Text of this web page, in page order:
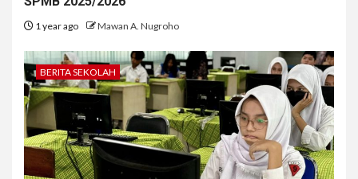
1 year ago Mawan A. Nugroho
BERITA SEKOLAH